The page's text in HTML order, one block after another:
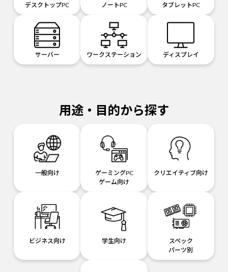
デスクトップPC ノートPC タブレットPC
サーバー ワークステーション ディスプレイ
用途・目的から探す
一般向け
ゲーミングPC
ゲーム向け
クリエイティブ向け
ビジネス向け 学生向け
スペック
パーツ別